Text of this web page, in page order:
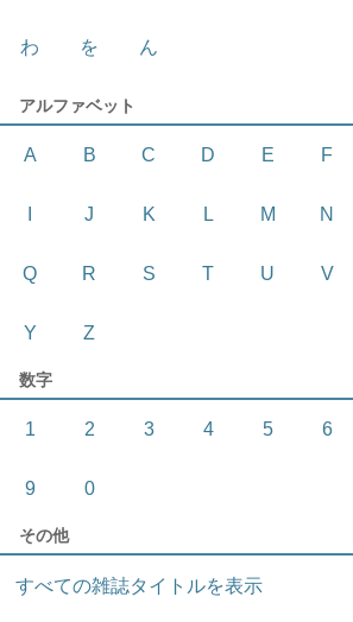
わ を ん
アルファベット
A B C D E F
J K L M N
Q R S T U V
Y Z
数字
1 2 3 4 5 6
9 0
その他
すべての雑誌タイトルを表示